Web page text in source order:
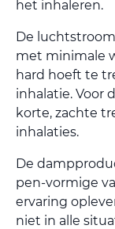
het inhaleren.
De
met minimale
hard hoeft te
inhalatie. Voor
korte, zachte
inhalaties.
De
pen-vormige
ervaring
niet in alle